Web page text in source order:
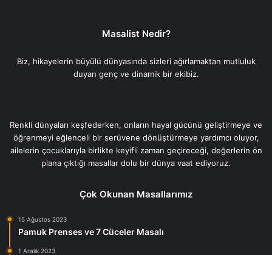
Masalist Nedir?
Biz, hikayelerin büyülü dünyasında sizleri ağırlamaktan mutluluk
duyan genç ve dinamik bir ekibiz.
Renkli dünyaları keşfederken, onların hayal gücünü geliştirmeye ve
öğrenmeyi eğlenceli bir serüvene dönüştürmeye yardımcı oluyor,
ailelerin çocuklarıyla birlikte keyifli zaman geçireceği, değerlerin ön
plana çıktığı masallar dolu bir dünya vaat ediyoruz.
Çok Okunan Masallarımız
15 Ağustos 2023
Pamuk Prenses ve 7 Cüceler Masalı
1 Aralık 2023